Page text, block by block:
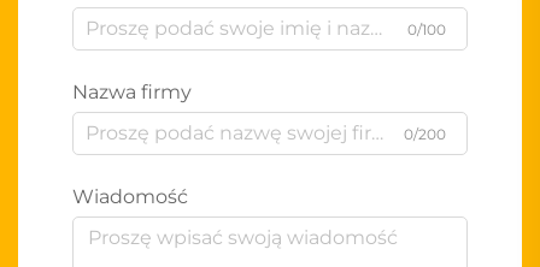
0/100
Nazwa firmy
0/200
Wiadomość